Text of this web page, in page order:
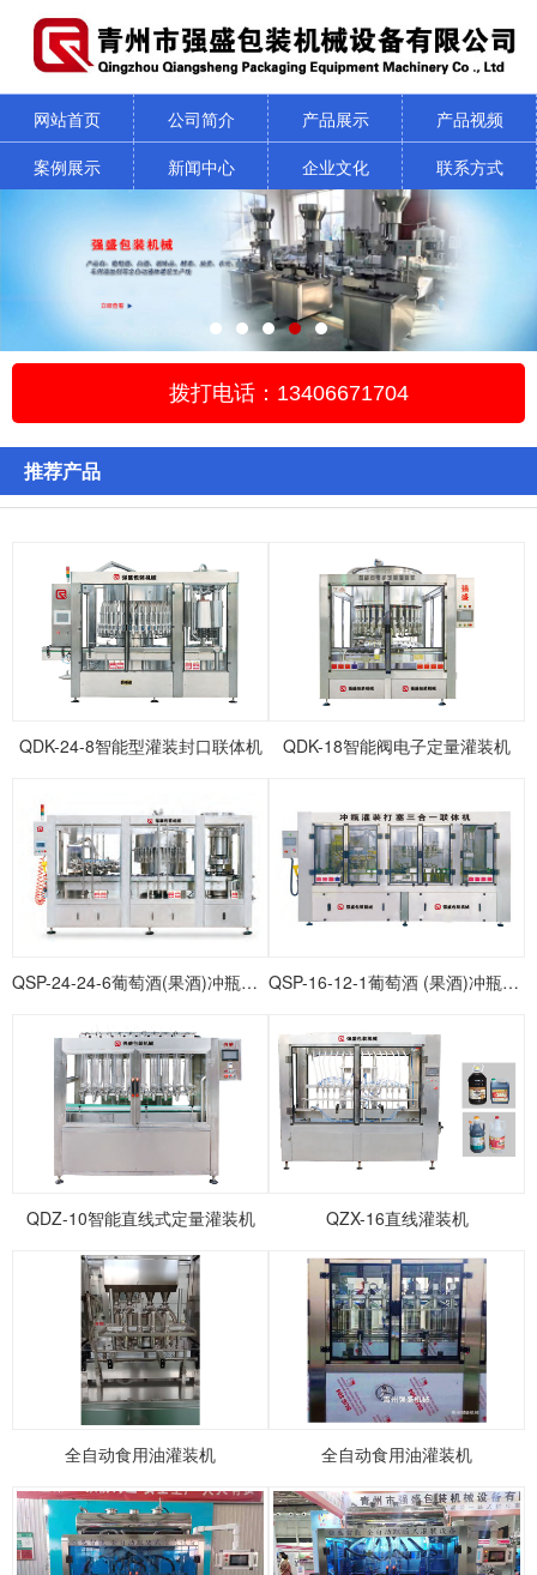
网站首页 公司简介 产品展示
产品视频
案例展示
新闻中心 企业文化 联系方式
拨打电话：13406671704
推荐产品
QDK-24-8智能型灌装封口联体机 QDK-18智能阀电子定量灌装机
QSP-24-24-6葡萄酒(果酒)冲瓶灌装打塞联体机 QSP-16-12-1葡萄酒 (果酒)冲瓶灌装打塞联体机
QDZ-10智能直线式定量灌装机 QZX-16直线灌装机
全自动食用油灌装机 全自动食用油灌装机